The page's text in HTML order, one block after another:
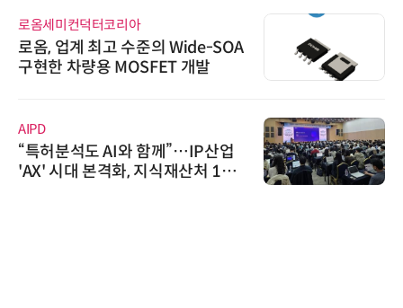
로옴세미컨덕터코리아
로옴, 업계 최고 수준의 Wide-SOA
구현한 차량용 MOSFET 개발
AIPD
“특허분석도 AI와 함께”…IP산업
'AX' 시대 본격화, 지식재산처 1호